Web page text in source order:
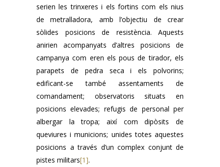
serien les trinxeres i els fortins com els nius
de metralladora, amb l’objectiu de crear
sòlides posicions de resistència. Aquests
anirien acompanyats d’altres posicions de
campanya com eren els pous de tirador, els
parapets de pedra seca i els polvorins;
edificant-se també assentaments de
comandament; observatoris situats en
posicions elevades; refugis de personal per
albergar la tropa; així com dipòsits de
queviures i municions; unides totes aquestes
posicions a través d’un complex conjunt de
pistes militars[1].